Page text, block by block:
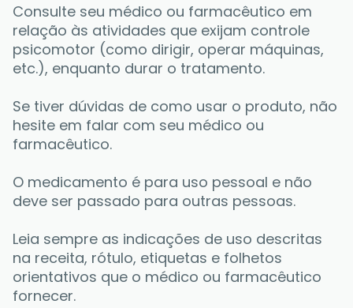
Consulte seu médico ou farmacêutico em
relação às atividades que exijam controle
psicomotor (como dirigir, operar máquinas,
etc.), enquanto durar o tratamento.
Se tiver dúvidas de como usar o produto, não
hesite em falar com seu médico ou
farmacêutico.
O medicamento é para uso pessoal e não
deve ser passado para outras pessoas.
Leia sempre as indicações de uso descritas
na receita, rótulo, etiquetas e folhetos
orientativos que o médico ou farmacêutico
fornecer.